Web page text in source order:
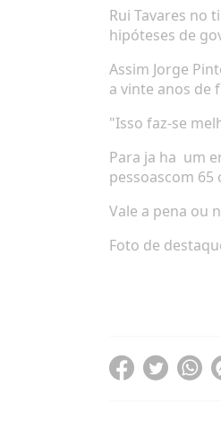
Rui Tavares no
hipóteses de
Assim Jorge
a vinte anos
"Issofaz-se
Para ja ha um
pessoascom 65
Vale a pena ou
Foto de